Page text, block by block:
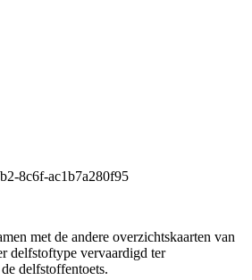
8c6f-ac1b7a280f95
met de andere overzichtskaarten van
delfstoftype vervaardigd ter
delfstoffentoets.